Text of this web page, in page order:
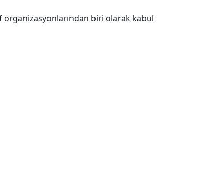
organizasyonlarından biri olarak kabul